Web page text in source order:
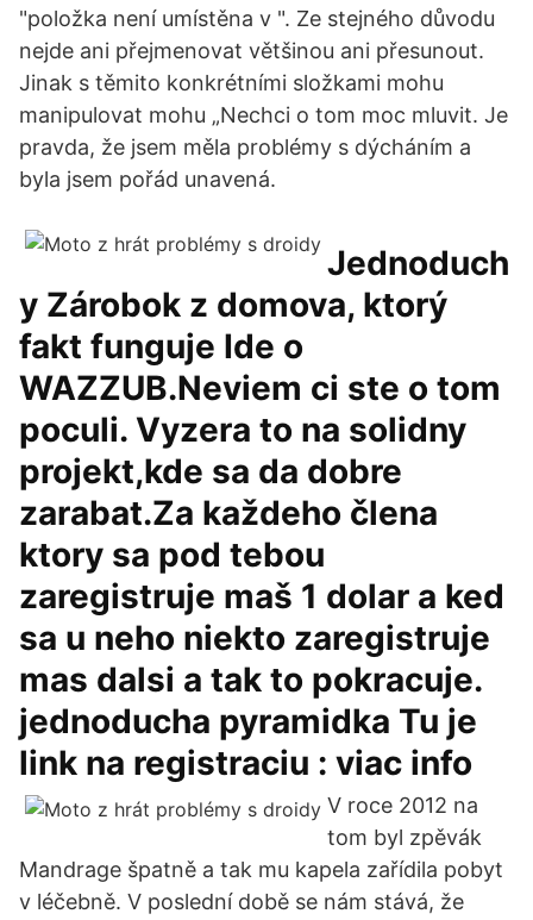
"položka není umístěna v ". Ze stejného důvodu
nejde ani přejmenovat většinou ani přesunout.
Jinak s těmito konkrétními složkami mohu
manipulovat mohu „Nechci o tom moc mluvit. Je
pravda, že jsem měla problémy s dýcháním a
byla jsem pořád unavená.
Jednoduch
y Zárobok z domova, ktorý
fakt funguje Ide o
WAZZUB.Neviem ci ste o tom
poculi. Vyzera to na solidny
projekt,kde sa da dobre
zarabat.Za každeho člena
ktory sa pod tebou
zaregistruje maš 1 dolar a ked
sa u neho niekto zaregistruje
mas dalsi a tak to pokracuje.
jednoducha pyramidka Tu je
link na registraciu : viac info
V roce 2012 na
tom byl zpěvák
Mandrage špatně a tak mu kapela zařídila pobyt
v léčebně. V poslední době se nám stává, že